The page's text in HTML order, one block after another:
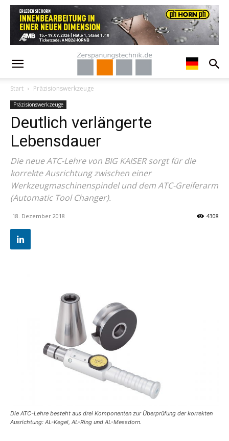
Start Präzisionswerkzeuge
Präzisionswerkzeuge
Deutlich verlängerte
Lebensdauer
Die neue ATC-Lehre von BIG KAISER sorgt für die
korrekte Ausrichtung zwischen einer
Werkzeugmaschinenspindel und dem ATC-Greiferarm
(Automatic Tool Changer).
18. Dezember 2018 4308
Die ATC-Lehre besteht aus drei Komponenten zur Überprüfung der korrekten
Ausrichtung: AL-Kegel, AL-Ring und AL-Messdorn.